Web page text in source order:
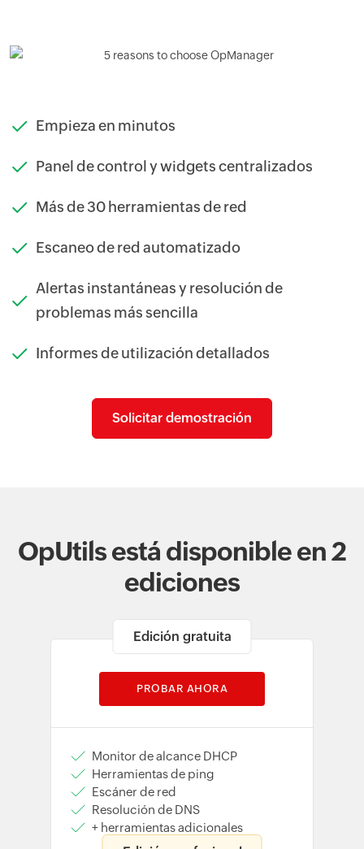
Empieza en minutos
Panel de control y widgets centralizados
Más de 30 herramientas de red
Escaneo de red automatizado
Alertas instantáneas y resolución de
problemas más sencilla
Informes de utilización detallados
Solicitar demostración
OpUtils está disponible en 2
ediciones
Edición gratuita
PROBAR AHORA
Monitor de alcance DHCP
Herramientas de ping
Escáner de red
Resolución de DNS
+ herramientas adicionales